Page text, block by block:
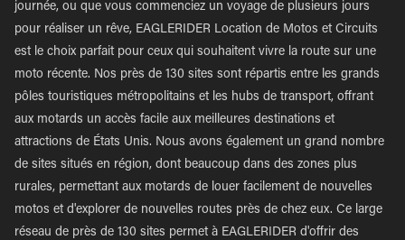
journée, ou que vous commenciez un voyage de plusieurs jours
pour réaliser un rêve, EAGLERIDER Location de Motos et Circuits
est le choix parfait pour ceux qui souhaitent vivre la route sur une
moto récente. Nos près de 130 sites sont répartis entre les grands
pôles touristiques métropolitains et les hubs de transport, offrant
aux motards un accès facile aux meilleures destinations et
attractions de États Unis. Nous avons également un grand nombre
de sites situés en région, dont beaucoup dans des zones plus
rurales, permettant aux motards de louer facilement de nouvelles
motos et d'explorer de nouvelles routes près de chez eux. Ce large
réseau de près de 130 sites permet à EAGLERIDER d'offrir des